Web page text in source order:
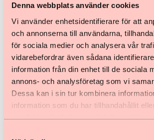
Denna webbplats använder cookies
Vi använder enhetsidentifierare för att
och annonserna till användarna,
för sociala medier och analysera vår
vidarebefordrar även sådana
information från din enhet till de sociala
annons- och analysföretag som vi
Dessa kan i sin tur kombinera
information som du har tillhandahållit
Möjligheterna för dem att komma
måste stärkas. Att ge
bättre förutsättningar att
viktiga uppdrag att som
ombudsman företräda barns och
rättigheter och driva på
barnkonventionen är ett viktigt
Barnombudsmannen behöver på